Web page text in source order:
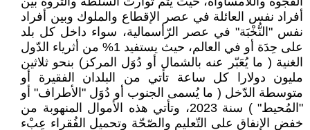
أفراد نفس العائلة في عصر الإقطاع والملوك وبين أفراد
نفس "النُّخْبَة" في عصر الرّأسمالية، سواء داخل كل بلد
على حِدَة أو في العالم، حيث يستفيد 1% من أثرياء الدّول
الغنية ( ما يُعَبّر عنه بالشمال أو دُوَل المركز) بنحو ثلاثين
مليون دولارا كل ساعة تأتي من البلدان الفقيرة أو
متوسطة الدّخل ( ما يُسمى الجنوب أو دُوَل "الأطراف" أو
"المُحيط" ) سنة 2023، وتأتي هذه الأموال المنهوبة من
خفض الإنفاق على التّعليم والصّحّة وتحميل الفُقراء عِبْء